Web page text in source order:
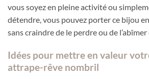
vous soyez en pleine activité ou
détendre, vous pouvez porter ce bijou
sans craindre de le perdre ou de
Idées pour mettre en valeur
attrape-rêve nombril